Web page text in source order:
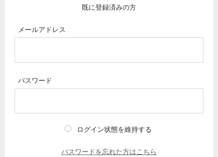
既に登録済みの方
メールアドレス
パスワード
ログイン状態を維持する
パスワードを忘れた方はこちら